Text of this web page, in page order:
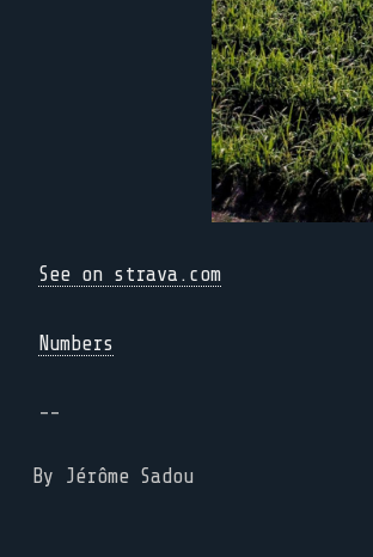
See on strava.com
Numbers
--
By Jérôme Sadou